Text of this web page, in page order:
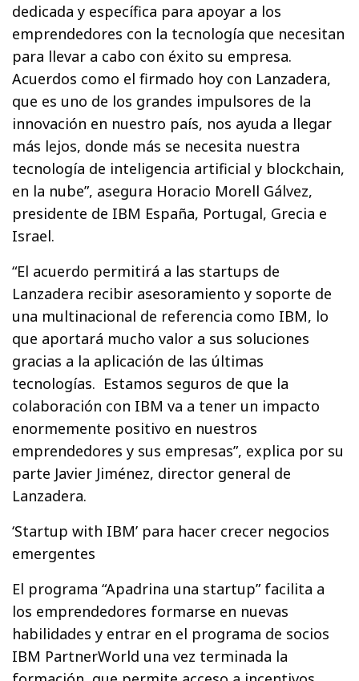
dedicada y específica para apoyar a los
emprendedores con la tecnología que necesitan
para llevar a cabo con éxito su empresa.
Acuerdos como el firmado hoy con Lanzadera,
que es uno de los grandes impulsores de la
innovación en nuestro país, nos ayuda a llegar
más lejos, donde más se necesita nuestra
tecnología de inteligencia artificial y blockchain,
en la nube”, asegura Horacio Morell Gálvez,
presidente de IBM España, Portugal, Grecia e
Israel.
“El acuerdo permitirá a las startups de
Lanzadera recibir asesoramiento y soporte de
una multinacional de referencia como IBM, lo
que aportará mucho valor a sus soluciones
gracias a la aplicación de las últimas
tecnologías. Estamos seguros de que la
colaboración con IBM va a tener un impacto
enormemente positivo en nuestros
emprendedores y sus empresas”, explica por su
parte Javier Jiménez, director general de
Lanzadera.
‘Startup with IBM’ para hacer crecer negocios
emergentes
El programa “Apadrina una startup” facilita a
los emprendedores formarse en nuevas
habilidades y entrar en el programa de socios
IBM PartnerWorld una vez terminada la